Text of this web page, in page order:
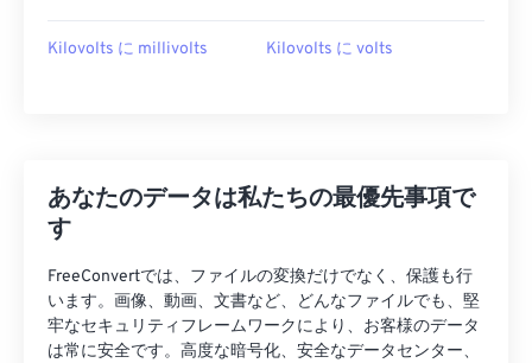
Kilovolts に millivolts Kilovolts に volts
あなたのデータは私たちの最優先事項で
す
FreeConvertでは、ファイルの変換だけでなく、保護も行
います。画像、動画、文書など、どんなファイルでも、堅
牢なセキュリティフレームワークにより、お客様のデータ
は常に安全です。高度な暗号化、安全なデータセンター、